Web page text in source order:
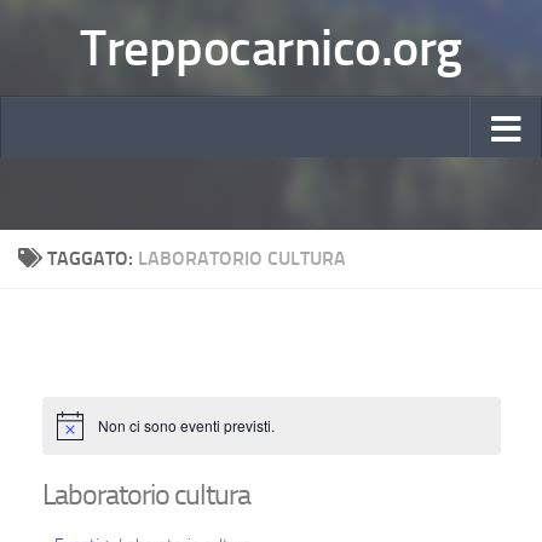
Treppocarnico.org
TAGGATO: LABORATORIO CULTURA
Notice Non ci sono eventi previsti.
Laboratorio cultura